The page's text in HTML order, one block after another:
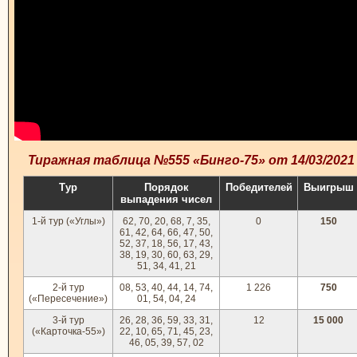
Тиражная таблица №555 «Бинго-75» от 14/03/2021
Тур
Порядок
выпадения чисел
Победителей Выигрыш
1-й тур («Углы»)
62, 70, 20, 68, 7, 35,
61, 42, 64, 66, 47, 50,
52, 37, 18, 56, 17, 43,
38, 19, 30, 60, 63, 29,
51, 34, 41, 21
0 150
2-й тур
(«Пересечение»)
08, 53, 40, 44, 14, 74,
01, 54, 04, 24
1 226 750
3-й тур
(«Карточка-55»)
26, 28, 36, 59, 33, 31,
22, 10, 65, 71, 45, 23,
46, 05, 39, 57, 02
12 15 000